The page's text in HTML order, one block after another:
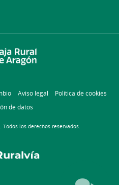
Aviso legal
Política de cookies
de datos
los derechos reservados.